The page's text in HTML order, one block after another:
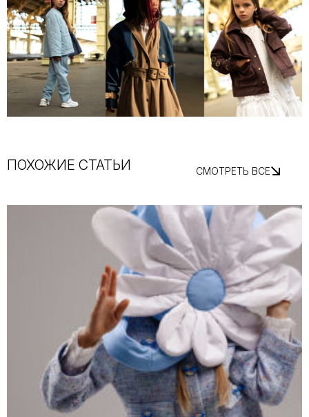
ПОХОЖИЕ СТАТЬИ СМОТРЕТЬ ВСЕ